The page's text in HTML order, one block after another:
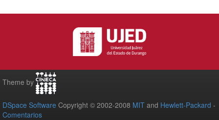
Theme by
DSpace Software Copyright © 2002-2008 MIT and Hewlett-Packard -
Comentarios